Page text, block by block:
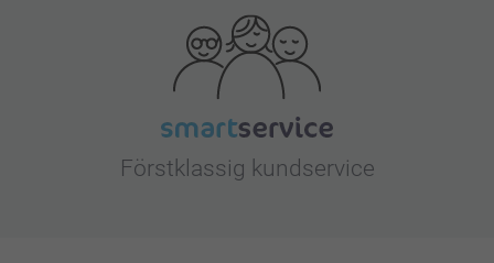
Förstklassig kundservice